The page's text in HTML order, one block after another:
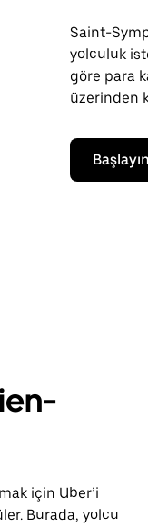
Saint-
yolculuk
göre para
üzerinden
Başlayın
için Uber’i
Burada, yolcu